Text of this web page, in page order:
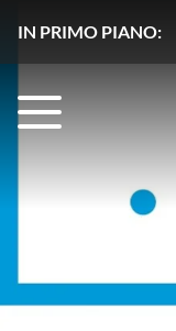
IN PRIMO PIANO: